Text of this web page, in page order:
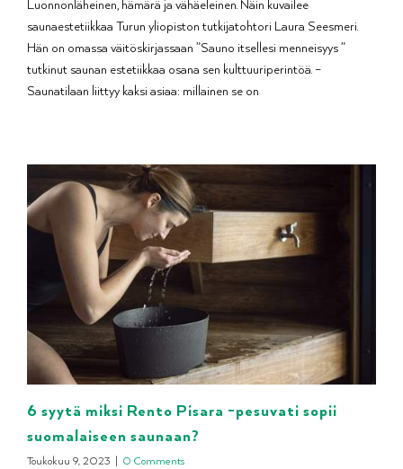
Luonnonläheinen, hämärä ja vähäeleinen. Näin kuvailee
saunaestetiikkaa Turun yliopiston tutkijatohtori Laura Seesmeri.
Hän on omassa väitöskirjassaan ”Sauno itsellesi menneisyys ”
tutkinut saunan estetiikkaa osana sen kulttuuriperintöä. –
Saunatilaan liittyy kaksi asiaa: millainen se on
6 syytä miksi Rento Pisara -pesuvati sopii
suomalaiseen saunaan?
Toukokuu 9, 2023 | 0 Comments